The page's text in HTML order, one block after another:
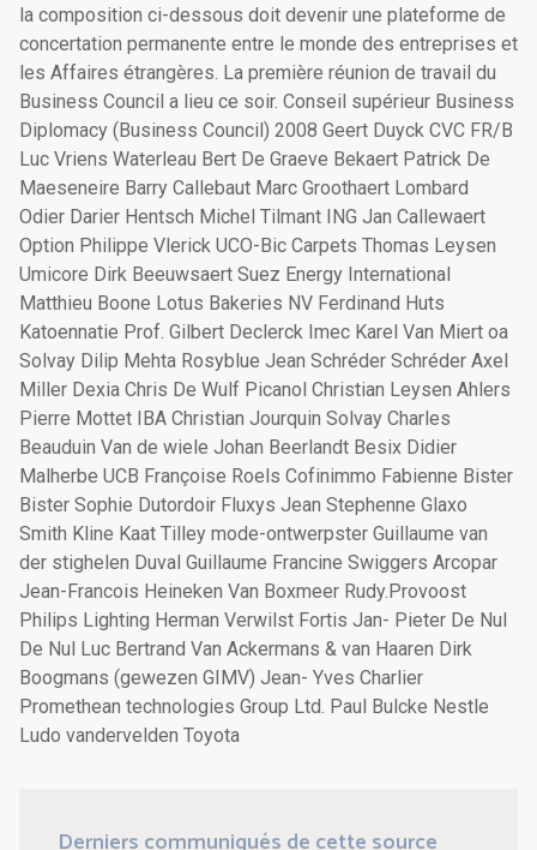
la composition ci-dessous doit devenir une plateforme de
concertation permanente entre le monde des entreprises et
les Affaires étrangères. La première réunion de travail du
Business Council a lieu ce soir. Conseil supérieur Business
Diplomacy (Business Council) 2008 Geert Duyck CVC FR/B
Luc Vriens Waterleau Bert De Graeve Bekaert Patrick De
Maeseneire Barry Callebaut Marc Groothaert Lombard
Odier Darier Hentsch Michel Tilmant ING Jan Callewaert
Option Philippe Vlerick UCO-Bic Carpets Thomas Leysen
Umicore Dirk Beeuwsaert Suez Energy International
Matthieu Boone Lotus Bakeries NV Ferdinand Huts
Katoennatie Prof. Gilbert Declerck Imec Karel Van Miert oa
Solvay Dilip Mehta Rosyblue Jean Schréder Schréder Axel
Miller Dexia Chris De Wulf Picanol Christian Leysen Ahlers
Pierre Mottet IBA Christian Jourquin Solvay Charles
Beauduin Van de wiele Johan Beerlandt Besix Didier
Malherbe UCB Françoise Roels Cofinimmo Fabienne Bister
Bister Sophie Dutordoir Fluxys Jean Stephenne Glaxo
Smith Kline Kaat Tilley mode-ontwerpster Guillaume van
der stighelen Duval Guillaume Francine Swiggers Arcopar
Jean-Francois Heineken Van Boxmeer Rudy.Provoost
Philips Lighting Herman Verwilst Fortis Jan- Pieter De Nul
De Nul Luc Bertrand Van Ackermans & van Haaren Dirk
Boogmans (gewezen GIMV) Jean- Yves Charlier
Promethean technologies Group Ltd. Paul Bulcke Nestle
Ludo vandervelden Toyota